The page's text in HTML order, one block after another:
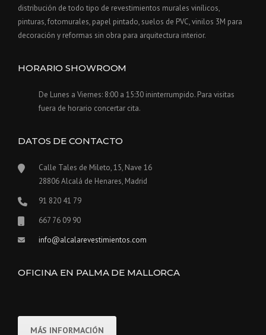
distribución de todo tipo de revestimientos murales vinílicos,
pinturas, fotomurales, papel pintado, suelos de PVC, vinilos 3M para
decoración y reformas sin obra para arquitectura interior.
HORARIO SHOWROOM
De Lunes a Viernes: 8:00 a 15:30 ininterrumpido. Para visitas
fuera de horario concertar cita.
DATOS DE CONTACTO
Calle Tales de Mileto, 15, Nave 16
28806 Alcalá de Henares, Madrid
91 820 41 79
667 76 09 90
info@alcalarevestimientos.com
OFICINA EN PALMA DE MALLORCA
MÁS INFORMACIÓN